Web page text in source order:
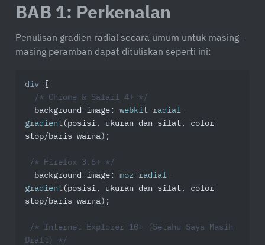
BAB 1: Perkenalan
Penulisan gradien radial secara umum untuk masing-
masing peramban dapat dituliskan seperti ini:
div {
/* Chrome & Safari 4+ */
background-image : -webkit-radial-
gradient (posisi, ukuran dan sifat, color
stop/baris warna);
/* Firefox 3.6+ */
background-image : -moz-radial-
gradient (posisi, ukuran dan sifat, color
stop/baris warna);
/* Internet Explorer 10+ (Setahu Saya Masih
Draft) */